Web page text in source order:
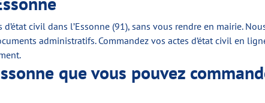
civil dans l’Essonne (91), sans vous rendre en mairie.
administratifs. Commandez vos actes d’état civil en
que vous pouvez